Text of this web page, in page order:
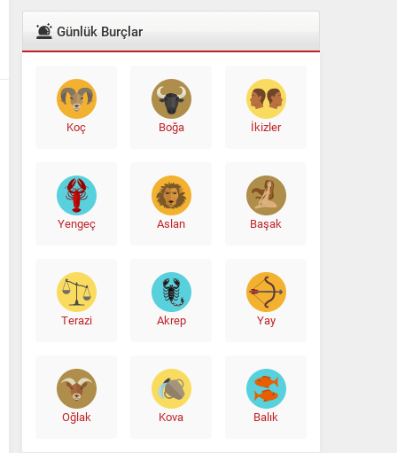
Günlük Burçlar
Koç Boğa İkizler
Yengeç Aslan Başak
Terazi Akrep Yay
Oğlak Kova Balık